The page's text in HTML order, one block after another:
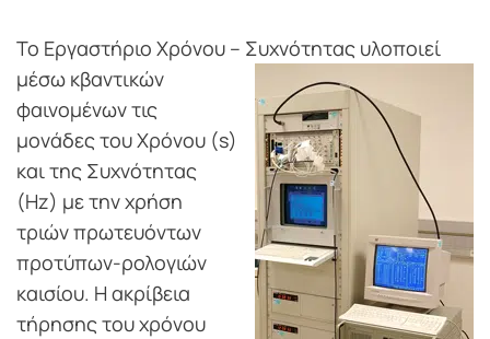
Το Εργαστήριο Χρόνου – Συχνότητας υλοποιεί
μέσω κβαντικών
φαινομένων τις
μονάδες του Χρόνου (s)
και της Συχνότητας
(Hz) με την χρήση
τριών πρωτευόντων
προτύπων-ρολογιών
καισίου. Η ακρίβεια
τήρησης του χρόνου